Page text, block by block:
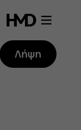
Λήψη